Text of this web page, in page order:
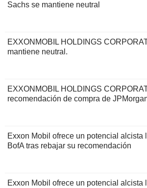
Sachs se mantiene neutral
EXXONMOBIL HOLDINGS
mantiene neutral.
EXXONMOBIL HOLDINGS
recomendación de compra de
Exxon Mobil ofrece un potencial alcista
BofA tras rebajar su recomendación
Exxon Mobil ofrece un potencial alcista